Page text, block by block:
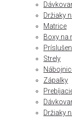
Držiaky
Matrice
Boxy na
Strely
Zápalky
Držiaky